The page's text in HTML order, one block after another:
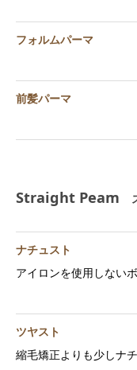
フォルムパーマ
前髪パーマ
Straight Peam
ナチュスト
アイロンを使用しない
ツヤスト
縮毛矯正よりも少しナ